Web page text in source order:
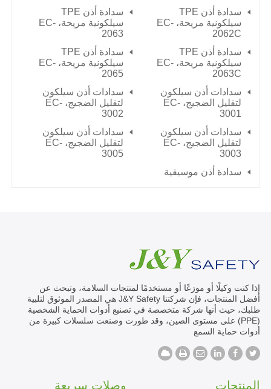
سدادة أذن TPE
سيلكونية مريحة، EC-
2062C
سدادة أذن TPE
سيلكونية مريحة، EC-
2063
سدادة أذن TPE
سيلكونية مريحة، EC-
2063C
سدادة أذن TPE
سيلكونية مريحة، EC-
2065
سدادات أذن سيلكون
لتقليل الضجيج، EC-
3001
سدادات أذن سيلكون
لتقليل الضجيج، EC-
3002
سدادات أذن سيلكون
لتقليل الضجيج، EC-
3003
سدادات أذن سيلكون
لتقليل الضجيج، EC-
3005
سدادة أذن موسيقية
إذا كنت وكيلًا أو موزعًا أو مستخدمًا لمنتجات السلامة، وتبحث عن
أفضل المنتجات، فإن شركتنا J&Y Safety هي المصدر الموثوق لتلبية
طلبك، حيث أنها شركة متخصصة في تصنيع أدوات الحماية الشخصية
(PPE) على مستوى الصين، وقد طورت وصنعت سلسلات كبيرة من
أدوات حماية السمع
وصلات سريعة المنتجات